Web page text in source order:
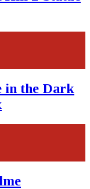
in the Dark